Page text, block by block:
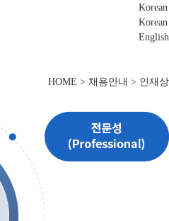
Korean
Korean
English
HOME > 채용안내 > 인재상